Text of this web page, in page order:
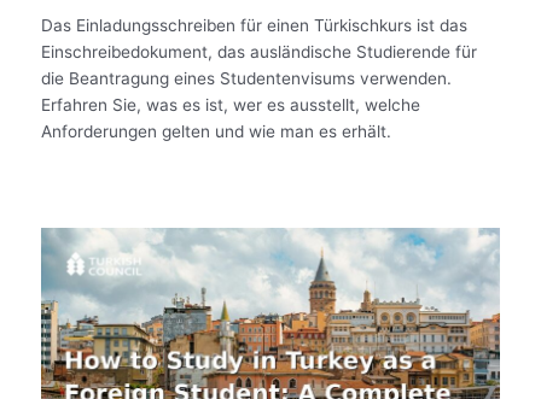
Das Einladungsschreiben für einen Türkischkurs ist das
Einschreibedokument, das ausländische Studierende für
die Beantragung eines Studentenvisums verwenden.
Erfahren Sie, was es ist, wer es ausstellt, welche
Anforderungen gelten und wie man es erhält.